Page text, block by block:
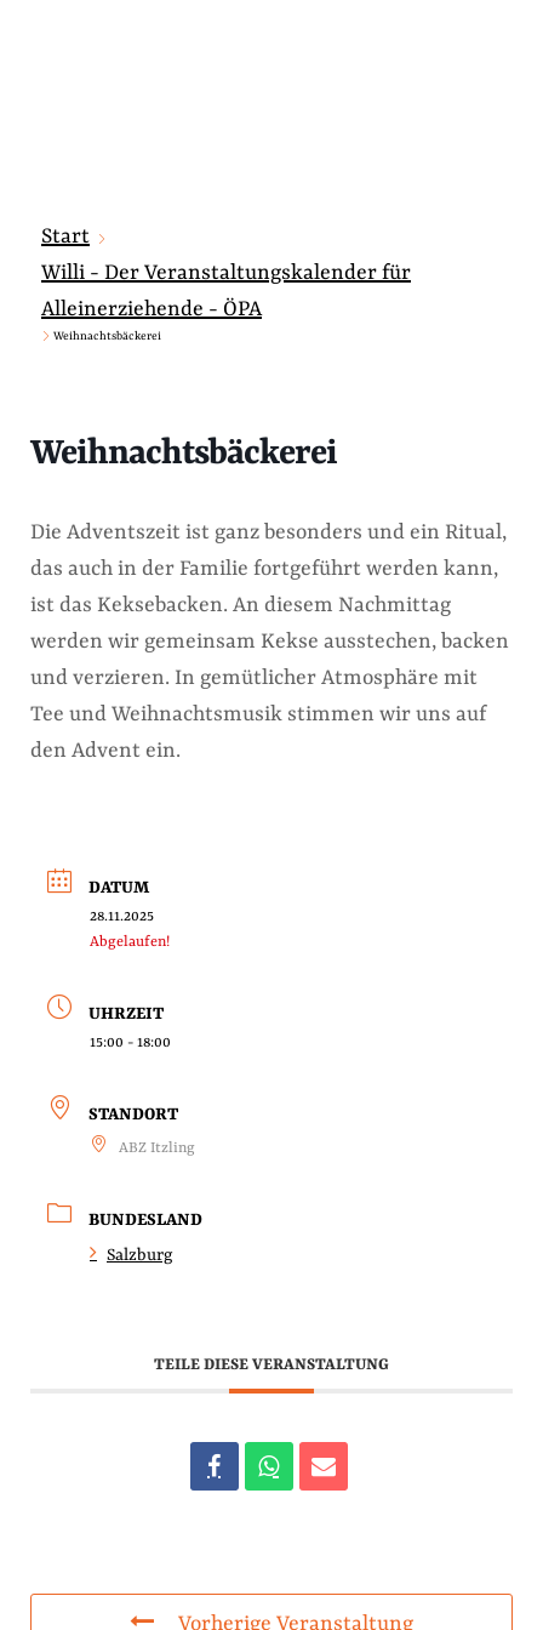
Start
Willi - Der Veranstaltungskalender für
Alleinerziehende - ÖPA
Weihnachtsbäckerei
Weihnachtsbäckerei
Die Adventszeit ist ganz besonders und ein Ritual,
das auch in der Familie fortgeführt werden kann,
ist das Keksebacken. An diesem Nachmittag
werden wir gemeinsam Kekse ausstechen, backen
und verzieren. In gemütlicher Atmosphäre mit
Tee und Weihnachtsmusik stimmen wir uns auf
den Advent ein.
DATUM
28.11.2025
Abgelaufen!
UHRZEIT
15:00 - 18:00
STANDORT
ABZ Itzling
BUNDESLAND
Salzburg
TEILE DIESE VERANSTALTUNG
Vorherige Veranstaltung